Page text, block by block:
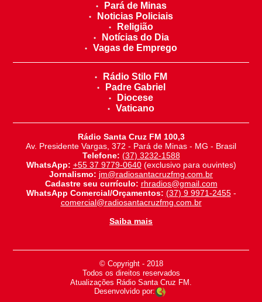
Pará de Minas
Noticias Policiais
Religião
Notícias do Dia
Vagas de Emprego
Rádio Stilo FM
Padre Gabriel
Diocese
Vaticano
Rádio Santa Cruz FM 100,3
Av. Presidente Vargas, 372 - Pará de Minas - MG - Brasil
Telefone: (37) 3232-1588
WhatsApp: +55 37 9779-0640(exclusivo para ouvintes)
Jornalismo: jm@radiosantacruzfmg.com.br
Cadastre seu currículo: rhradios@gmail.com
WhatsApp Comercial/Orçamentos: (37) 9 9971-2455-
comercial@radiosantacruzfmg.com.br
Saiba mais
© Copyright - 2018
-
Todos os direitos reservados
-
Atualizações Rádio Santa Cruz FM.
Desenvolvido por: